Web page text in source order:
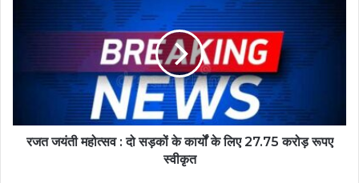
रजत जयंती महोत्सव : दो सड़कों के कार्यों के लिए 27.75 करोड़ रूपए
स्वीकृत